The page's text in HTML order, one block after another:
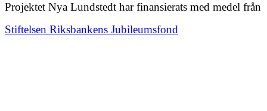
Projektet Nya Lundstedt har finansierats med medel från
Stiftelsen Riksbankens Jubileumsfond